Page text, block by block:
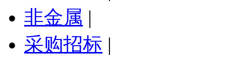
非金属 |
采购招标 |